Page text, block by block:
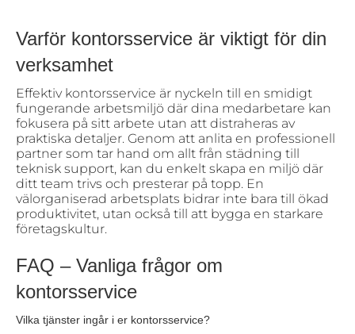
Varför kontorsservice är viktigt för din
verksamhet
Effektiv kontorsservice är nyckeln till en smidigt
fungerande arbetsmiljö där dina medarbetare kan
fokusera på sitt arbete utan att distraheras av
praktiska detaljer. Genom att anlita en professionell
partner som tar hand om allt från städning till
teknisk support, kan du enkelt skapa en miljö där
ditt team trivs och presterar på topp. En
välorganiserad arbetsplats bidrar inte bara till ökad
produktivitet, utan också till att bygga en starkare
företagskultur.
FAQ – Vanliga frågor om
kontorsservice
Vilka tjänster ingår i er kontorsservice?